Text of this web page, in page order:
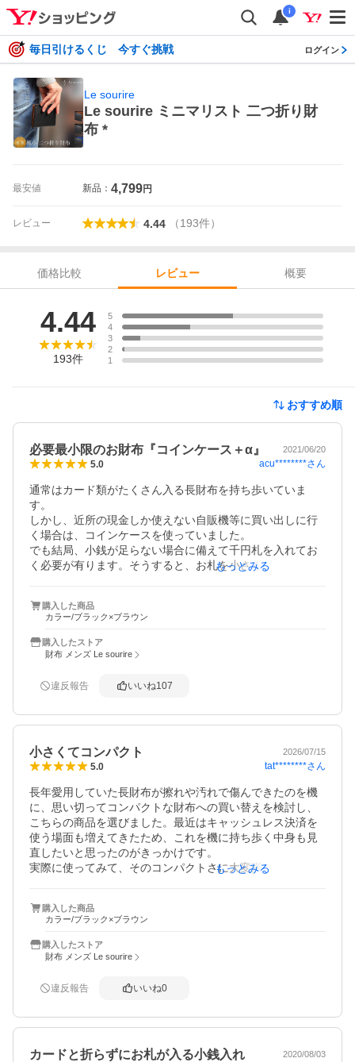
i
毎日引けるくじ 今すぐ挑戦 ログイン
Le sourire
Le sourire ミニマリスト 二つ折り財
布 *
最安値 新品： 4,799円
レビュー 4.44 （193件）
価格比較 レビュー
概要
4.44
193件
5
4
3
2
1
おすすめ順
必要最小限のお財布『コインケース＋α』 2021/06/20
5.0 acu********さん
通常はカード類がたくさん入る長財布を持ち歩いていま
す。
しかし、近所の現金しか使えない自販機等に買い出しに行
く場合は、コインケースを使っていました。
でも結局、小銭が足らない場合に備えて千円札を入れてお
く必要が有ります。そうすると、お札を小さく折り畳んで
そこで、お札を折らずに出し入れ出来る、最小限の財布を
探していたところ、こちらの財布に出会いました。ピッタ
リでした。
私の場合、通常は千円札しか入れませんが、イザという時
いて素晴らしいと思います。
ケースよりは入る量が少ないですが、お札が簡単に使える
上に見えます。
但し、カードが7枚入るというのは、無理した場合の最大値
ても5枚しか入らないと思った方が無難です。
よって、メインのお財布にしたい人には不向きで、『お札
とカードも入るコインケース』と考えると良いと思いま
す。
もっとみる
購入した商品
カラー/ブラック×ブラウン
購入したストア
財布 メンズ Le sourire
違反報告 いいね107
小さくてコンパクト 2026/07/15
5.0 tat********さん
長年愛用していた長財布が擦れや汚れで傷んできたのを機
に、思い切ってコンパクトな財布への買い替えを検討し、
こちらの商品を選びました。最近はキャッシュレス決済を
使う場面も増えてきたため、これを機に持ち歩く中身も見
直したいと思ったのがきっかけです。
実際に使ってみて、そのコンパクトさに大変満足していま
んのカードポケットは不要だったため、この財布の無駄の
ないスマートなサイズ感がまさに理想通りでした。ズボン
やジャケットのポケットに入れてもかさばらず、洋服のシ
ルエットを崩さないのがとても気に入っています。
「いざという時のために最低限の硬貨を持っておく」とい
がることもありません。ボックス型のおかげで中身が見や
ーで良い感じです。
もっとみる
購入した商品
カラー/ブラック×ブラウン
購入したストア
財布 メンズ Le sourire
違反報告 いいね0
カードと折らずにお札が入る小銭入れ 2020/08/03